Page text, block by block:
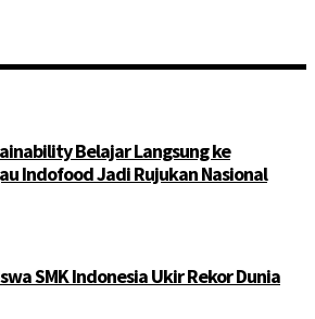
Belajar Langsung ke
Indofood Jadi Rujukan Nasional
SMK Indonesia Ukir Rekor Dunia